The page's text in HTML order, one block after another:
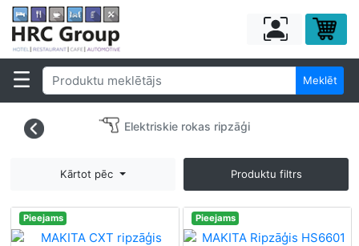
Meklēt
Elektriskie rokas ripzāģi
Kārtot pēc Produktu filtrs
Pieejams Pieejams